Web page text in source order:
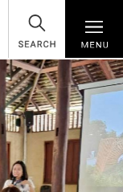
SEARCH